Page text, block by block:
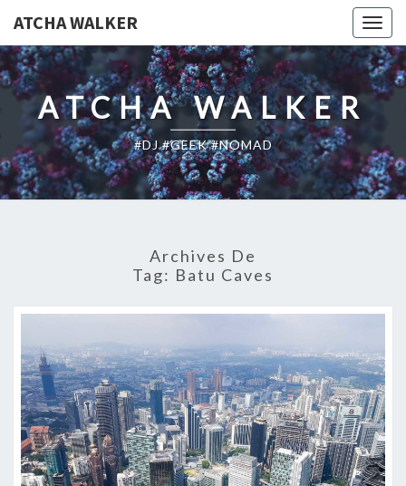
ATCHA WALKER
ATCHA WALKER
#DJ #GEEK #NOMAD
Archives De
Tag: Batu Caves